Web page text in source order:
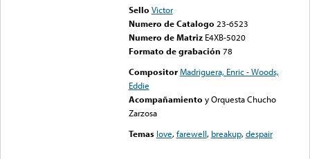
Sello Victor
Numero de Catalogo 23-6523
Numero de Matriz E4XB-5020
Formato de grabación 78
Compositor Madriguera, Enric - Woods,
Eddie
Acompañamiento y Orquesta Chucho
Zarzosa
Temas love,farewell, breakup,despair